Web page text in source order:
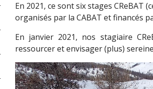
En 2021, ce sont six stages CReBAT
organisés par la CABAT et financés
En janvier 2021, nos stagiaire
ressourcer et envisager (plus)